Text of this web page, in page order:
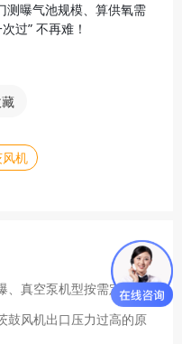
测曝气池规模、算供氧需
过” 不再难！
机
、真空泵机型按需定做
鼓风机出口压力过高的原